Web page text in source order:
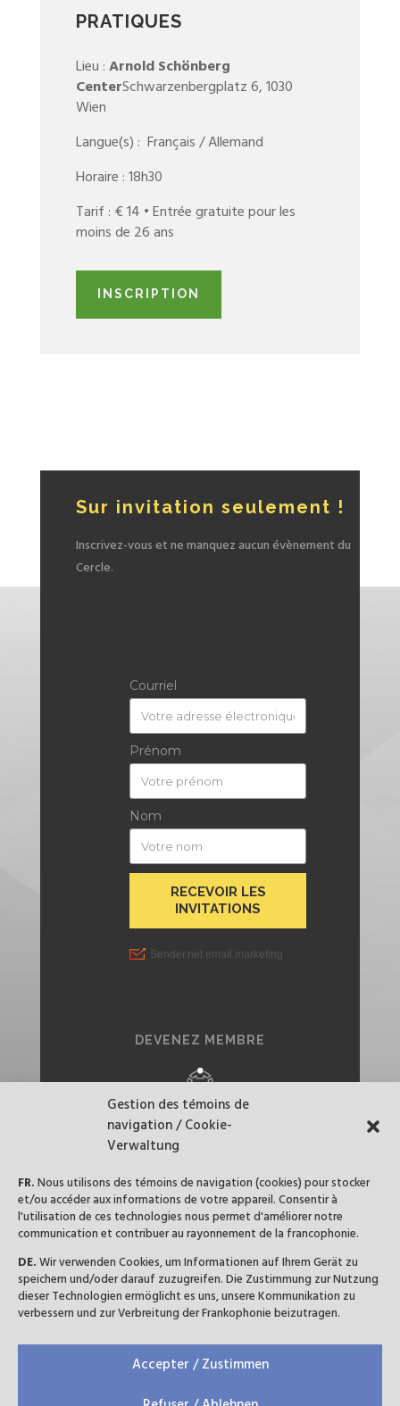
Gestion des témoins de
navigation / Cookie-
Verwaltung
FR.Nous utilisons des témoins de navigation (cookies) pour stocker
et/ou accéder aux informations de votre appareil. Consentir à
l'utilisation de ces technologies nous permet d'améliorer notre
communication et contribuer au rayonnement de la francophonie.
DE.Wir verwenden Cookies, um Informationen auf Ihrem Gerät zu
speichern und/oder darauf zuzugreifen. Die Zustimmung zur Nutzung
dieser Technologien ermöglicht es uns, unsere Kommunikation zu
verbessern und zur Verbreitung der Frankophonie beizutragen.
Accepter / Zustimmen
PRATIQUES
Lieu :Arnold Schönberg
CenterSchwarzenbergplatz 6, 1030
Wien
Langue(s) : Français / Allemand
Horaire : 18h30
Tarif : € 14 • Entrée gratuite pour les
moins de 26 ans
INSCRIPTION
Sur invitation seulement !
Inscrivez-vous et ne manquez aucun évènement du
Cercle.
DEVENEZ MEMBRE
SUIVEZ-NOUS